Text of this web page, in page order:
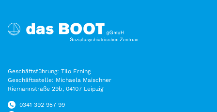
Geschäftsführung: Tilo Erning
Geschäftsstelle: Michaela Maischner
Riemannstraße 29b, 04107 Leipzig
0341 392 957 99